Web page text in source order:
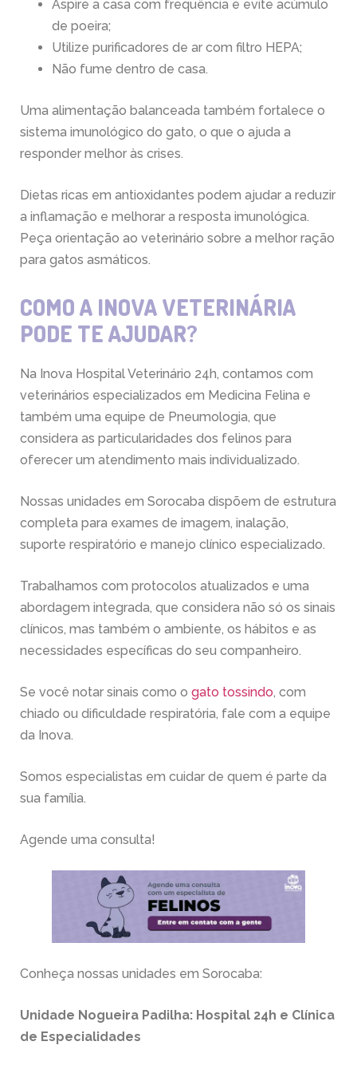
Aspire a casa com frequência e evite acúmulo
de poeira;
Utilize purificadores de ar com filtro HEPA;
Não fume dentro de casa.
Uma alimentação balanceada também fortalece o
sistema imunológico do gato, o que o ajuda a
responder melhor às crises.
Dietas ricas em antioxidantes podem ajudar a reduzir
a inflamação e melhorar a resposta imunológica.
Peça orientação ao veterinário sobre a melhor ração
para gatos asmáticos.
COMO A INOVA VETERINÁRIA
PODE TE AJUDAR?
Na Inova Hospital Veterinário 24h, contamos com
veterinários especializados em Medicina Felina e
também uma equipe de Pneumologia, que
considera as particularidades dos felinos para
oferecer um atendimento mais individualizado.
Nossas unidades em Sorocaba dispõem de estrutura
completa para exames de imagem, inalação,
suporte respiratório e manejo clínico especializado.
Trabalhamos com protocolos atualizados e uma
abordagem integrada, que considera não só os sinais
clínicos, mas também o ambiente, os hábitos e as
necessidades específicas do seu companheiro.
Se você notar sinais como o gato tossindo, com
chiado ou dificuldade respiratória, fale com a equipe
da Inova.
Somos especialistas em cuidar de quem é parte da
sua família.
Agende uma consulta!
Conheça nossas unidades em Sorocaba:
Unidade Nogueira Padilha: Hospital 24h e Clínica
de Especialidades